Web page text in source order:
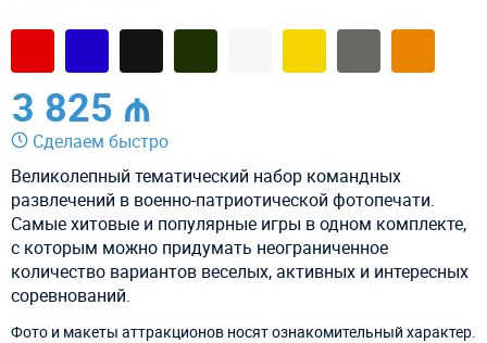
3 825 ₼
Сделаем быстро
Великолепный тематический набор командных
развлечений в военно-патриотической фотопечати.
Самые хитовые и популярные игры в одном комплекте,
с которым можно придумать неограниченное
количество вариантов веселых, активных и интересных
соревнований.
Фото и макеты аттракционов носят ознакомительный характер.